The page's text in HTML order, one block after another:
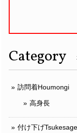
Category
訪問着Houmongi
高身長
付け下げTsukesage